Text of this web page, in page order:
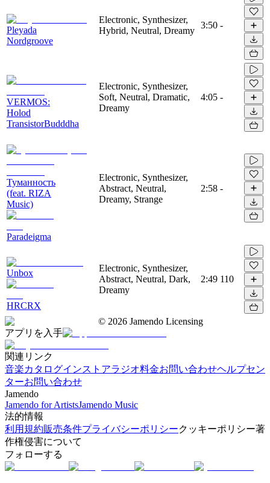
Pleyada
Nordgroove
Electronic, Synthesizer,
Hybrid, Neutral, Dreamy
3:50 -
VERMOS:
Holod
TransistorBudddha
Electronic, Synthesizer,
Soft, Neutral, Dramatic,
Dreamy
4:05 -
Туманность
(feat. RIZA
Music)
Paradeigma
Electronic, Synthesizer,
Abstract, Neutral,
Dreamy, Strange
2:58 -
Unbox
HRCRX
Electronic, Synthesizer,
Abstract, Neutral, Dark,
Dreamy
2:49 110
© 2026 Jamendo Licensing
アプリを入手
関連リンク
音楽カタログインストアラジオ料金お問い合わせヘルプセン
ターお問い合わせ
Jamendo
Jamendo for ArtistsJamendo Music
法的情報
利用規約販売条件プライバシーポリシークッキーポリシー著
作権侵害について
フォローする